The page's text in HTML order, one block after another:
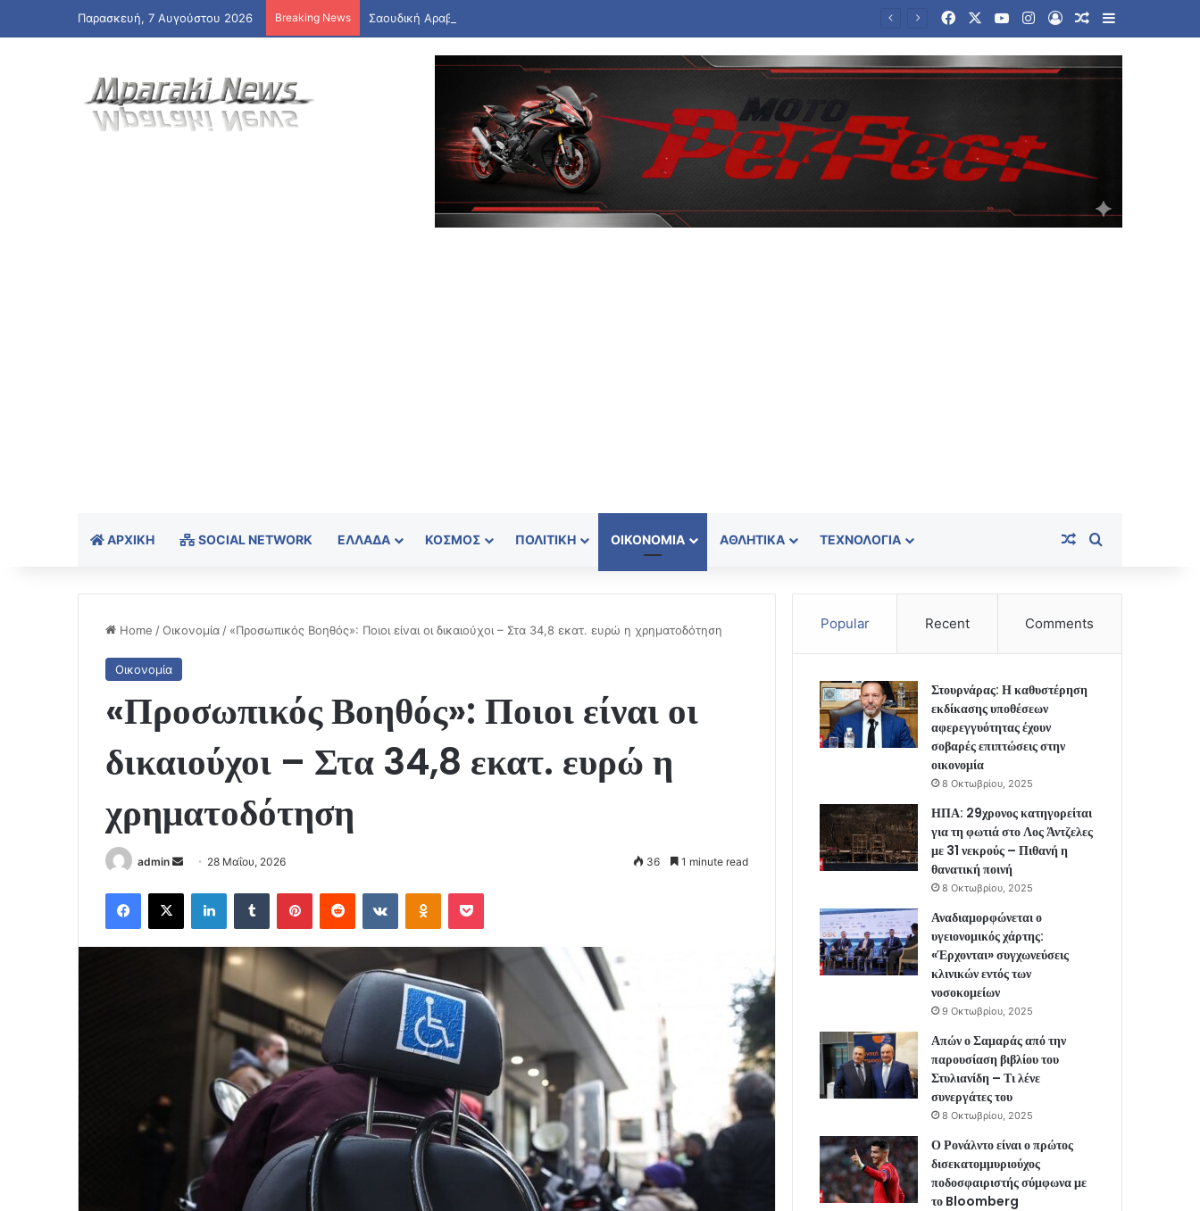
Παρασκευή, 7 Αυγούστου 2026 Breaking News Σαουδική Αραβία, Τουρκία και Πακιστάν υπέγραψαν συμφωνία αμυντικής συνεργασίας FacebookYouTubeInstagram
Log InRandom Article
Sidebar
ΑΡΧΙΚΉ SOCIAL NETWORK ΕΛΛΆΔΑ ΚΌΣΜΟΣ ΠΟΛΙΤΙΚΉ ΟΙΚΟΝΟΜΊΑ ΑΘΛΗΤΙΚΆ ΤΕΧΝΟΛΟΓΊΑ Random Article
Home /Οικονομία / «Προσωπικός Βοηθός»: Ποιοι είναι οι δικαιούχοι – Στα 34,8 εκατ. ευρώ η χρηματοδότηση
Οικονομία
«Προσωπικός Βοηθός»: Ποιοι είναι οι
δικαιούχοι – Στα 34,8 εκατ. ευρώ η
χρηματοδότηση
admin
Send
email
28 Μαΐου, 2026 36 1 minute read
Facebook
X LinkedInTumblr PinterestReddit VKontakteOdnoklassniki
Pocket
Popular Recent Comments
Στουρνάρας: Η καθυστέρηση
εκδίκασης υποθέσεων
αφερεγγυότητας έχουν
σοβαρές επιπτώσεις στην
οικονομία
8 Οκτωβρίου, 2025
ΗΠΑ: 29χρονος κατηγορείται
για τη φωτιά στο Λος Άντζελες
με 31 νεκρούς – Πιθανή η
θανατική ποινή
8 Οκτωβρίου, 2025
Αναδιαμορφώνεται ο
υγειονομικός χάρτης:
«Έρχονται» συγχωνεύσεις
κλινικών εντός των
νοσοκομείων
9 Οκτωβρίου, 2025
Απών ο Σαμαράς από την
παρουσίαση βιβλίου του
Στυλιανίδη – Τι λένε
συνεργάτες του
8 Οκτωβρίου, 2025
Ο Ρονάλντο είναι ο πρώτος
δισεκατομμυριούχος
ποδοσφαιριστής σύμφωνα με
το Bloomberg